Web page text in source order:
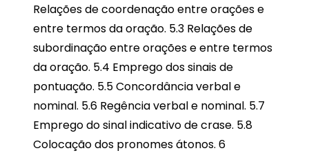
Relações de coordenação entre orações e
entre termos da oração. 5.3 Relações de
subordinação entre orações e entre termos
da oração. 5.4 Emprego dos sinais de
pontuação. 5.5 Concordância verbal e
nominal. 5.6 Regência verbal e nominal. 5.7
Emprego do sinal indicativo de crase. 5.8
Colocação dos pronomes átonos. 6